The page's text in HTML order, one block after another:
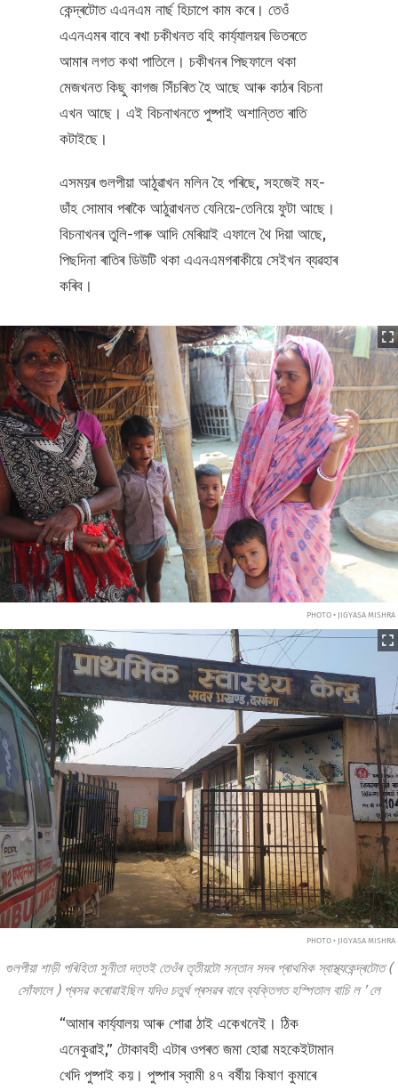
কেন্দ্ৰটোত এএনএম নাৰ্ছ হিচাপে কাম কৰে। তেওঁ
এএনএমৰ বাবে ৰখা চকীখনত বহি কাৰ্য্যালয়ৰ ভিতৰতে
আমাৰ লগত কথা পাতিলে। চকীখনৰ পিছফালে থকা
মেজখনত কিছু কাগজ সিঁচৰিত হৈ আছে আৰু কাঠৰ বিচনা
এখন আছে। এই বিচনাখনতে পুষ্পাই অশান্তিত ৰাতি
কটাইছে।
এসময়ৰ গুলপীয়া আঠুৱাখন মলিন হৈ পৰিছে, সহজেই মহ-
ডাঁহ সোমাব পৰাকৈ আঠুৱাখনত যেনিয়ে-তেনিয়ে ফুটা আছে।
বিচনাখনৰ তুলি-গাৰু আদি মেৰিয়াই এফালে থৈ দিয়া আছে,
পিছদিনা ৰাতিৰ ডিউটি থকা এএনএমগৰাকীয়ে সেইখন ব্যৱহাৰ
কৰিব।
PHOTO • JIGYASA MISHRA
PHOTO • JIGYASA MISHRA
গুলপীয়া শাড়ী পৰিহিতা সুনীতা দত্তই তেওঁৰ তৃতীয়টো সন্তান সদৰ প্ৰাথমিক স্বাস্থ্যকেন্দ্ৰটোত(
সোঁফালে ) প্ৰসৱকৰোৱাইছিল যদিও চতুৰ্থ প্ৰসৱৰ বাবে ব্যক্তিগত হস্পিতাল বাচি ল ’লে
“আমাৰ কাৰ্য্যালয় আৰু শোৱা ঠাই একেখনেই। ঠিক
এনেকুৱাই,” টোকাবহী এটাৰ ওপৰত জমা হোৱা মহকেইটামান
খেদি পুষ্পাই কয়। পুষ্পাৰ স্বামী ৪৭ বৰ্ষীয় কিষাণ কুমাৰে